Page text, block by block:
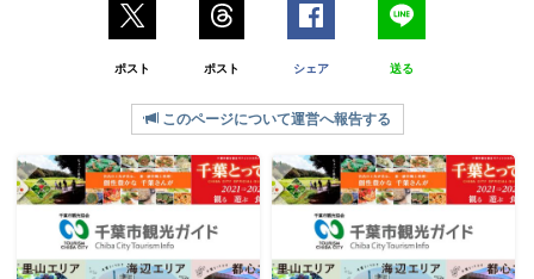
ポスト ポスト シェア 送る
このページについて運営へ報告する